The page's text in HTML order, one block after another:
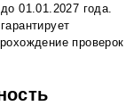
01.01.2027 года.
проверок